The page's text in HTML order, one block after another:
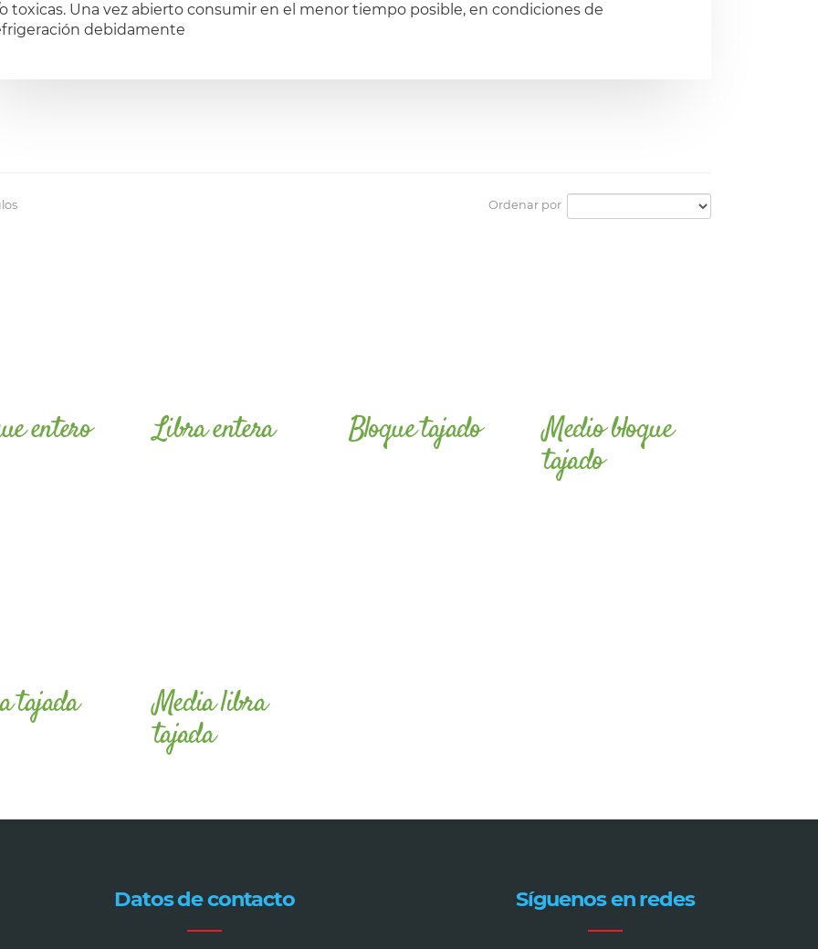
toxicas. Una vez abierto consumir en el menor tiempo posible, en condiciones de
debidamente
Ordenar por
entero Libra entera Bloque tajado Medio bloque
tajado
tajada Media libra
tajada
Datos de contacto Síguenos en redes